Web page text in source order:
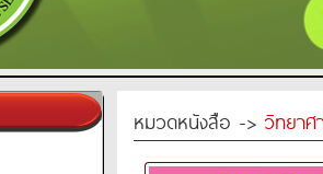
หมวดหนังสือ -> วิทยาศ